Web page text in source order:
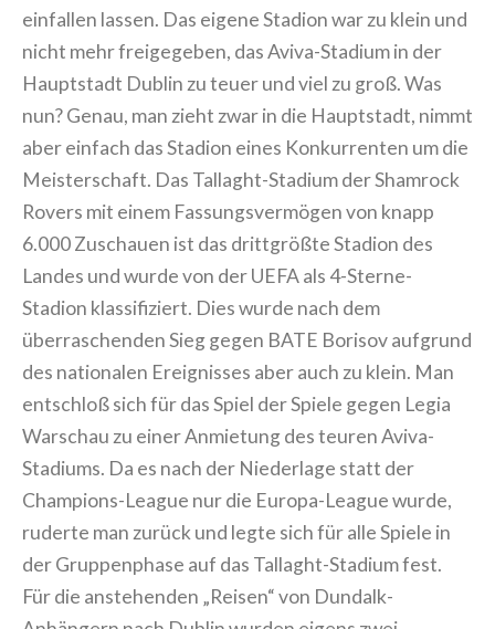
einfallen lassen. Das eigene Stadion war zu klein und
nicht mehr freigegeben, das Aviva-Stadium in der
Hauptstadt Dublin zu teuer und viel zu groß. Was
nun? Genau, man zieht zwar in die Hauptstadt, nimmt
aber einfach das Stadion eines Konkurrenten um die
Meisterschaft. Das Tallaght-Stadium der Shamrock
Rovers mit einem Fassungsvermögen von knapp
6.000 Zuschauen ist das drittgrößte Stadion des
Landes und wurde von der UEFA als 4-Sterne-
Stadion klassifiziert. Dies wurde nach dem
überraschenden Sieg gegen BATE Borisov aufgrund
des nationalen Ereignisses aber auch zu klein. Man
entschloß sich für das Spiel der Spiele gegen Legia
Warschau zu einer Anmietung des teuren Aviva-
Stadiums. Da es nach der Niederlage statt der
Champions-League nur die Europa-League wurde,
ruderte man zurück und legte sich für alle Spiele in
der Gruppenphase auf das Tallaght-Stadium fest.
Für die anstehenden „Reisen“ von Dundalk-